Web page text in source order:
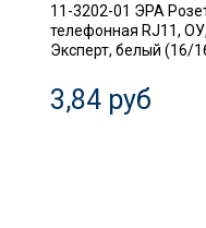
11-3202-01 ЭРА
телефонная RJ11,
Эксперт, белый (16/
3,84 руб